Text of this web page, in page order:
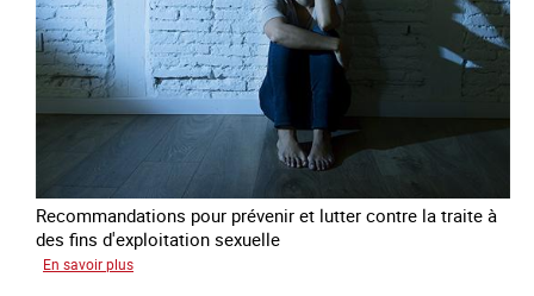
Recommandations pour prévenir et lutter contre la traite à
des fins d'exploitation sexuelle
En savoir plus